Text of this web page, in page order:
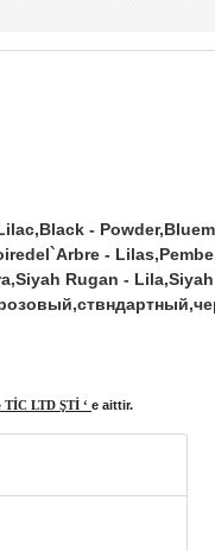
-
-
Rugan -
LTD ŞTİ ‘ e aittir.